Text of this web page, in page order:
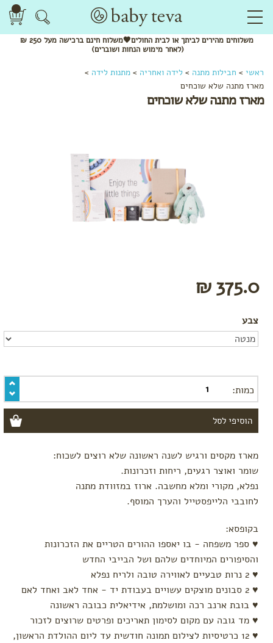
משלוחיםמהיריםלביתך או לבית החולים🖤משלוחחינם
ברכישה מעל 250 ₪
(לאחר מימוש הנחות ושוברים)
לגיל שנה
מתנות
גדולים
מתנות
להריון
gift card
לפי מקבל
מתנות לאם
מתנות
לסבתא
וסבא
מתנות
הכי
מארזי
בייבי טבע
מתנות
לעצמך
ראשי > חבילות מתנה > לידה ואחריה > מתנות לידה >
מארז מתנה שלא שוכחים
מארז מתנה שלא שוכחים
375.0 ₪
צבע
כמות:
מארז מקסים ורגיש לשנה ראשונה שלא רוצים לשכוח:
שומר ואוצר רגעים, ריחות וזכרונות.
נפלא, מקורי ומלא מחשבה. ארוז במזוודת מתנה
לחובבי הלייפסטייל והערך המוסף.
בקופסא:
♥ ספר משפחה - בו יאספו ההורים הטריים את הזכרונות
והסיפורים המיוחדים שלהם ושל הבייבי החדש
♥ 2 נרות טבעיים לאווירה טובה ולריח נפלא
♥ 2 סבונים מוצקים עשויים בעבודת יד - אחד לאב ואחד לאם
♥ בובת ארנב רכה ומושלמת, אידיאלית כבובה ראשונה
♥ מד גובה עם מקום לסימון תאריכים ופרטים שרוצים לזכור
♥ 12 כרטיסיות לצילום תמונה חודשית עד ליום ההולדת הראשון,